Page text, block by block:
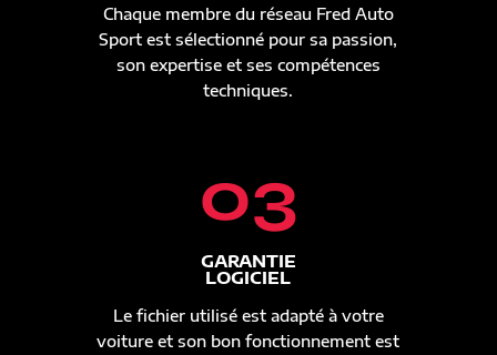
Chaque membre du réseau Fred Auto
Sport est sélectionné pour sa passion,
son expertise et ses compétences
techniques.
03
GARANTIE
LOGICIEL
Le fichier utilisé est adapté à votre
voiture et son bon fonctionnement est